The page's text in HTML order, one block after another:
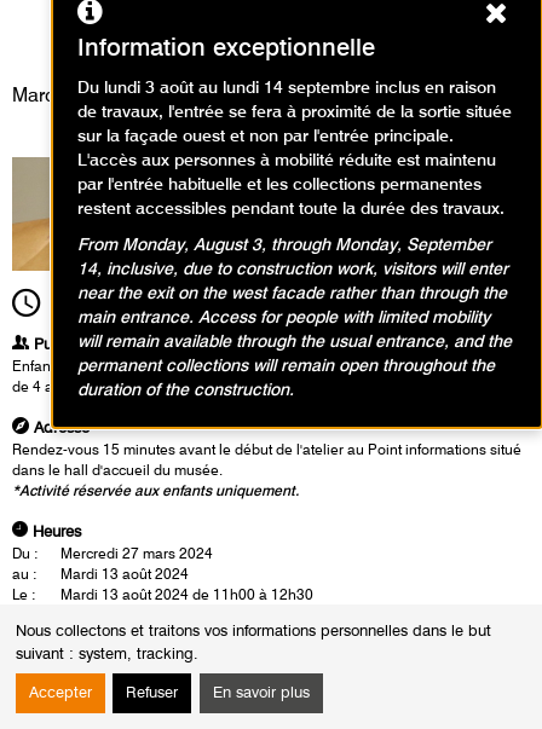
Nous collectons et traitons vos informations personnelles dans le but
suivant : system, tracking.
Accepter Refuser En savoir plus
Visites, Animations / Visite
animation
Mardi 13 août 2024
11h00Durée 1h30
Publics
Enfants / Ados
de 4 ans à 6 ans
Adresse
Rendez-vous 15 minutes avant le début de l'atelier au Point informations situé
dans le hall d'accueil du musée.
*Activité réservée aux enfants uniquement.
Heures
Du :
Mercredi 27 mars 2024
au :
Mardi 13 août 2024
Le :
Mardi 13 août 2024 de 11h00 à 12h30
Jean Hélion a peint des compositions abstraites où les formes semblent
tenir en équilibre sur le fond du tableau. En utilisant les formes observées
explorant différents agencements possibles.
Information exceptionnelle
Du lundi 3 août au lundi 14 septembre inclus en raison
de travaux, l'entrée se fera à proximité de la sortie située
sur la façade ouest et non par l'entrée principale.
L'accès aux personnes à mobilité réduite est maintenu
par l'entrée habituelle et les collections permanentes
restent accessibles pendant toute la durée des travaux.
From Monday, August 3, through Monday, September
14, inclusive, due to construction work, visitors will enter
near the exit on the west facade rather than through the
main entrance. Access for people with limited mobility
will remain available through the usual entrance, and the
permanent collections will remain open throughout the
duration of the construction.